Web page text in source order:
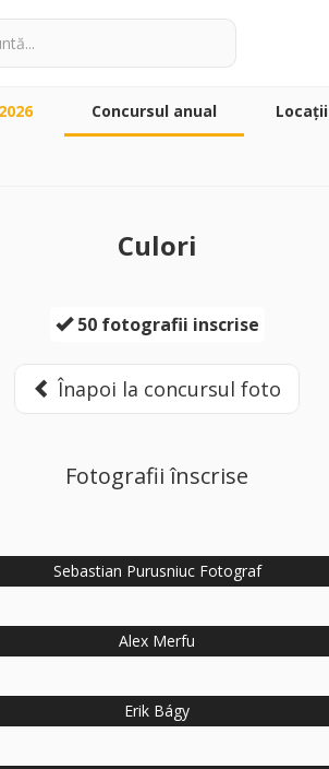
Concursul anual Locaţii
Culori
50 fotografii inscrise
Înapoi la concursul foto
Fotografii înscrise
Sebastian Purusniuc Fotograf
Alex Merfu
Erik Bágy